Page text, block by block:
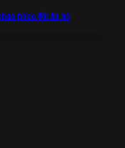
nhao đòi ăn ké